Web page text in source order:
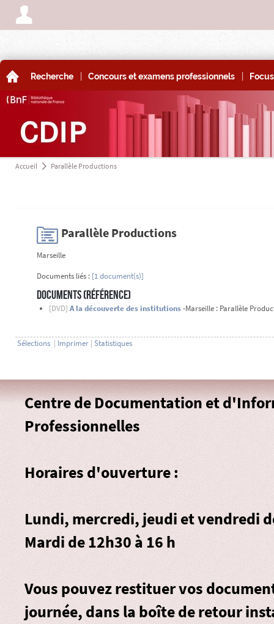
A
A Recherche | Concours et examens professionnels | Focus
Accueil a Parallèle Productions
H Parallèle Productions
Marseille
Documents liés : [1 document(s)]
Documents (Référence)
[DVD] A la découverte des institutions-Marseille : Parallèle
Sélections | Imprimer | Statistiques
Centre de Documentation et
Professionnelles
Horaires d'ouverture :
Lundi, mercredi, jeudi et vendredi
Mardi de 12h30 à 16 h
Vous pouvez restituer vos
journée, dans la boîte de retour